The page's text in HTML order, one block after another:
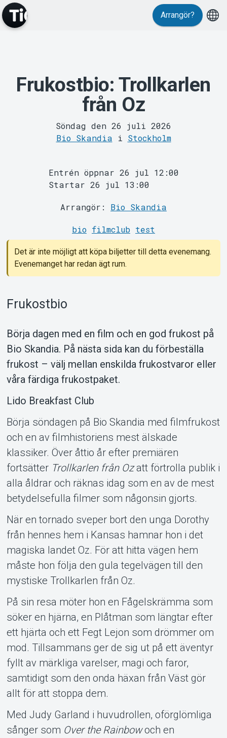
Evenemang
MyTickster
Support
Om Tickster
Arrangör?
Frukostbio: Trollkarlen
från Oz
Söndag den 26 juli 2026
Bio Skandia i Stockholm
Entrén öppnar 26 jul 12:00
Startar 26 jul 13:00
Arrangör: Bio Skandia
bio filmclub test
Det är inte möjligt att köpa biljetter till detta evenemang.
Evenemanget har redan ägt rum.
Frukostbio
Börja dagen med en film och en god frukost på
Bio Skandia. På nästa sida kan du förbeställa
frukost – välj mellan enskilda frukostvaror eller
våra färdiga frukostpaket.
Lido Breakfast Club
Börja söndagen på Bio Skandia med filmfrukost
och en av filmhistoriens mest älskade
klassiker. Över åttio år efter premiären
fortsätter Trollkarlen från Ozatt förtrolla publik i
alla åldrar och räknas idag som en av de mest
betydelsefulla filmer som någonsin gjorts.
När en tornado sveper bort den unga Dorothy
från hennes hem i Kansas hamnar hon i det
magiska landet Oz. För att hitta vägen hem
måste hon följa den gula tegelvägen till den
mystiske Trollkarlen från Oz.
På sin resa möter hon en Fågelskrämma som
söker en hjärna, en Plåtman som längtar efter
ett hjärta och ett Fegt Lejon som drömmer om
mod. Tillsammans ger de sig ut på ett äventyr
fyllt av märkliga varelser, magi och faror,
samtidigt som den onda häxan från Väst gör
allt för att stoppa dem.
Med Judy Garland i huvudrollen, oförglömliga
sånger som Over the Rainbowoch en